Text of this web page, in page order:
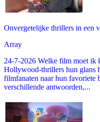
Onvergetelijke thrillers in een
Array
24-7-2026 Welke film moet ik
Hollywood-thrillers hun glans
filmfanaten naar hun favoriete
verschillende antwoorden,...